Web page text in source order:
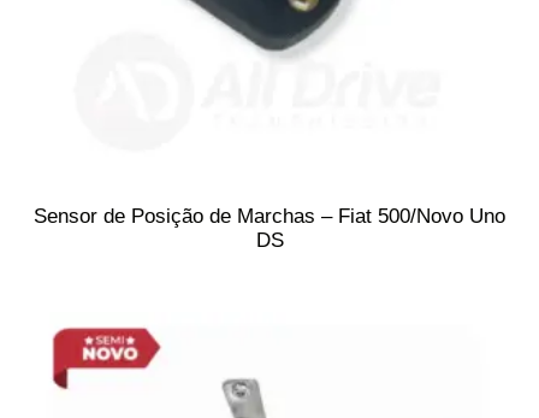
Sensor de Posição de Marchas – Fiat 500/Novo Uno
DS